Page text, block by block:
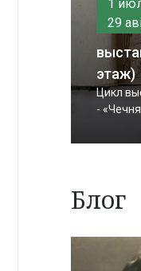
1
29
этаж)
Цикл
-
Блог